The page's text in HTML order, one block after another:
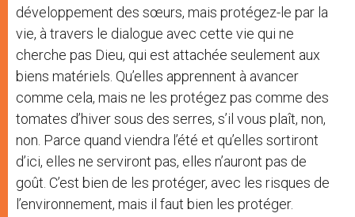
développement des sœurs, mais protégez-le par la
vie, à travers le dialogue avec cette vie qui ne
cherche pas Dieu, qui est attachée seulement aux
biens matériels. Qu’elles apprennent à avancer
comme cela, mais ne les protégez pas comme des
tomates d’hiver sous des serres, s’il vous plaît, non,
non. Parce quand viendra l’été et qu’elles sortiront
d’ici, elles ne serviront pas, elles n’auront pas de
goût. C’est bien de les protéger, avec les risques de
l’environnement, mais il faut bien les protéger.